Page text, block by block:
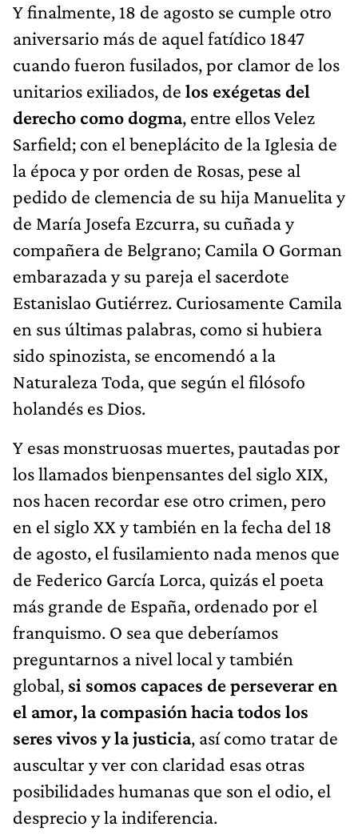
Y finalmente, 18 de agosto se cumple otro
aniversario más de aquel fatídico 1847
cuando fueron fusilados, por clamor de los
unitarios exiliados, de los exégetas del
derecho como dogma, entre ellos Velez
Sarfield; con el beneplácito de la Iglesia de
la época y por orden de Rosas, pese al
pedido de clemencia de su hija Manuelita y
de María Josefa Ezcurra, su cuñada y
compañera de Belgrano; Camila O Gorman
embarazada y su pareja el sacerdote
Estanislao Gutiérrez. Curiosamente Camila
en sus últimas palabras, como si hubiera
sido spinozista, se encomendó a la
Naturaleza Toda, que según el filósofo
holandés es Dios.
Y esas monstruosas muertes, pautadas por
los llamados bienpensantes del siglo XIX,
nos hacen recordar ese otro crimen, pero
en el siglo XX y también en la fecha del 18
de agosto, el fusilamiento nada menos que
de Federico García Lorca, quizás el poeta
más grande de España, ordenado por el
franquismo. O sea que deberíamos
preguntarnos a nivel local y también
global, si somos capaces de perseverar en
el amor, la compasión hacia todos los
seres vivos y la justicia, así como tratar de
auscultar y ver con claridad esas otras
posibilidades humanas que son el odio, el
desprecio y la indiferencia.